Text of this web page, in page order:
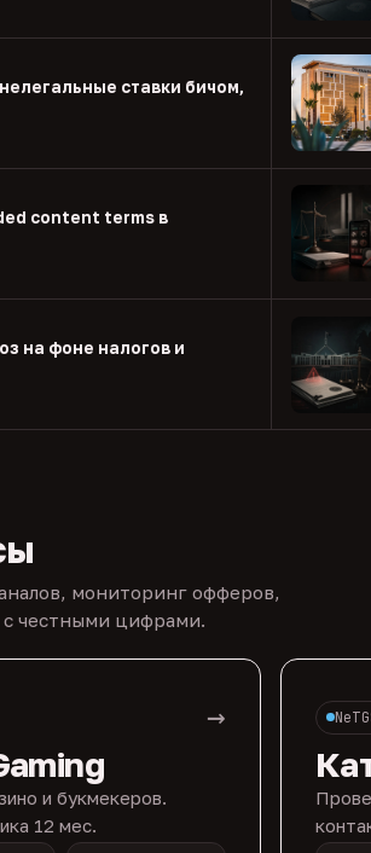
ставки бичом,
content terms в
на фоне налогов и
мониторинг офферов,
с честными цифрами.
→
и букмекеров.
12 мес.